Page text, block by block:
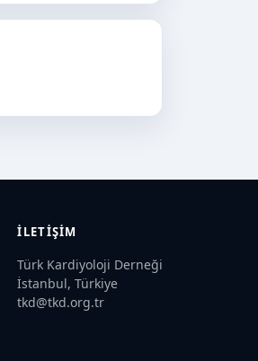
İLETIŞIM
Türk Kardiyoloji Derneği
İstanbul, Türkiye
tkd@tkd.org.tr